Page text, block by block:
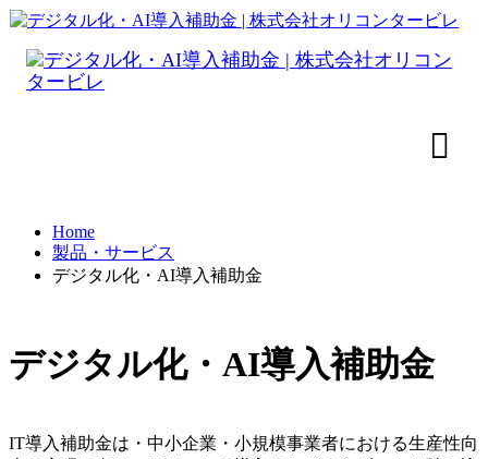
Home
製品・サービス
デジタル化・AI導入補助金
デジタル化・AI導入補助金
IT導入補助金は・中小企業・小規模事業者における生産性向